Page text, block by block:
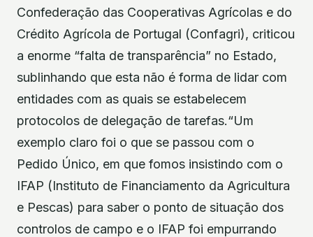
Confederação das Cooperativas Agrícolas e do
Crédito Agrícola de Portugal (Confagri), criticou
a enorme “falta de transparência” no Estado,
sublinhando que esta não é forma de lidar com
entidades com as quais se estabelecem
protocolos de delegação de tarefas.“Um
exemplo claro foi o que se passou com o
Pedido Único, em que fomos insistindo com o
IFAP (Instituto de Financiamento da Agricultura
e Pescas) para saber o ponto de situação dos
controlos de campo e o IFAP foi empurrando